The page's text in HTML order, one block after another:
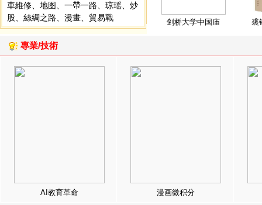
車維修
地图 一帶一路 琼瑶
炒
股
絲綢之路 漫畫 貿易戰 剑桥大学中国庙 裘
專業/技術
AI教育革命 漫画微积分